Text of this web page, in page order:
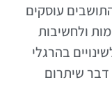
עוסקים
ולחשיבות
בהרגלי
דבר שיתרום